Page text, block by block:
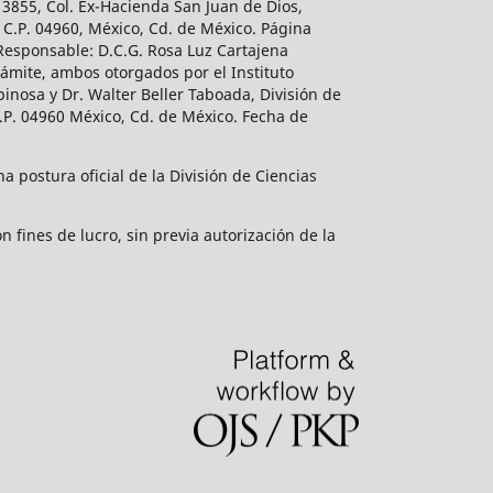
Col. Ex-Hacienda San Juan de Dios,
04960, México, Cd. de México. Página
D.C.G. Rosa Luz Cartajena
ambos otorgados por el Instituto
y Dr. Walter Beller Taboada, División de
04960 México, Cd. de México. Fecha de
postura oficial de la División de Ciencias
fines de lucro, sin previa autorización de la